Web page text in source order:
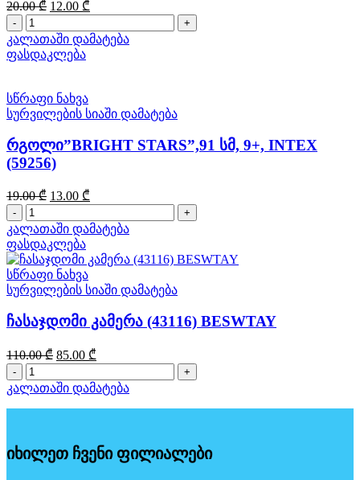
20.00₾ Original
price
was:
20.00 ₾.
12.00 ₾
price
is:
12.00 ₾.
რაოდენობა:
გასაბერი
წყლის
9+,
(59252)
Intex
კალათაში დამატება
ფასდაკლება
სწრაფი ნახვა
სურვილების სიაში დამატება
რგოლი”BRIGHT STARS”,91 სმ, 9+, INTEX
(59256)
19.00₾ Original
price
was:
19.00 ₾.
13.00 ₾
price
is:
13.00 ₾.
რაოდენობა:
რგოლი"BRIGHT
STARS",91
სმ,
9+,
INTEX
(59256)
კალათაში დამატება
ფასდაკლება
სწრაფი ნახვა
სურვილების სიაში დამატება
ჩასაჯდომი კამერა (43116) BESWTAY
110.00₾ Original
price
was:
110.00 ₾.
85.00 ₾
price
is:
85.00 ₾.
რაოდენობა:
ჩასაჯდომი
კალათაში დამატება
იხილეთ ჩვენი ფილიალები